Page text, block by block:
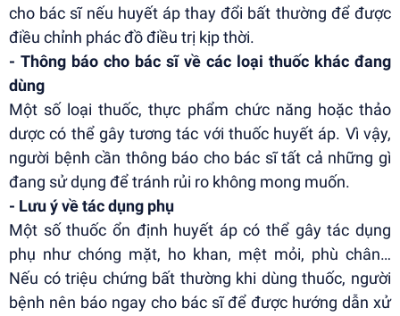
cho bác sĩ nếu huyết áp thay đổi bất thường để được
điều chỉnh phác đồ điều trị kịp thời.
- Thông báo cho bác sĩ về các loại thuốc khác đang
dùng
Một số loại thuốc, thực phẩm chức năng hoặc thảo
dược có thể gây tương tác với thuốc huyết áp. Vì vậy,
người bệnh cần thông báo cho bác sĩ tất cả những gì
đang sử dụng để tránh rủi ro không mong muốn.
- Lưu ý về tác dụng phụ
Một số thuốc ổn định huyết áp có thể gây tác dụng
phụ như chóng mặt, ho khan, mệt mỏi, phù chân…
Nếu có triệu chứng bất thường khi dùng thuốc, người
bệnh nên báo ngay cho bác sĩ để được hướng dẫn xử